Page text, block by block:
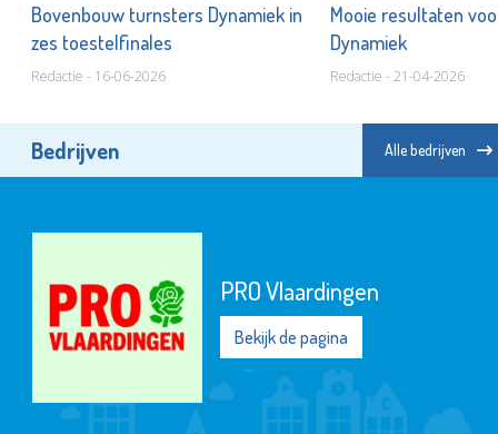
Bovenbouw turnsters Dynamiek in
zes toestelfinales
Redactie - 16-06-2026
Mooie resultaten
Dynamiek
Redactie - 21-04-2026
Bedrijven Alle bedrijven
PRO Vlaardingen
Bekijk de pagina